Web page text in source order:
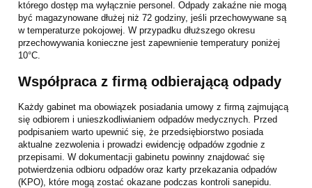
którego dostęp ma wyłącznie personel. Odpady zakaźne nie mogą
być magazynowane dłużej niż 72 godziny, jeśli przechowywane są
w temperaturze pokojowej. W przypadku dłuższego okresu
przechowywania konieczne jest zapewnienie temperatury poniżej
10°C.
Współpraca z firmą odbierającą odpady
Każdy gabinet ma obowiązek posiadania umowy z firmą zajmującą
się odbiorem i unieszkodliwianiem odpadów medycznych. Przed
podpisaniem warto upewnić się, że przedsiębiorstwo posiada
aktualne zezwolenia i prowadzi ewidencję odpadów zgodnie z
przepisami. W dokumentacji gabinetu powinny znajdować się
potwierdzenia odbioru odpadów oraz karty przekazania odpadów
(KPO), które mogą zostać okazane podczas kontroli sanepidu.